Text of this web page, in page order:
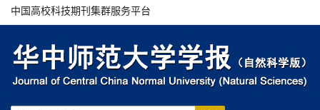
中国高校科技期刊集群服务平台